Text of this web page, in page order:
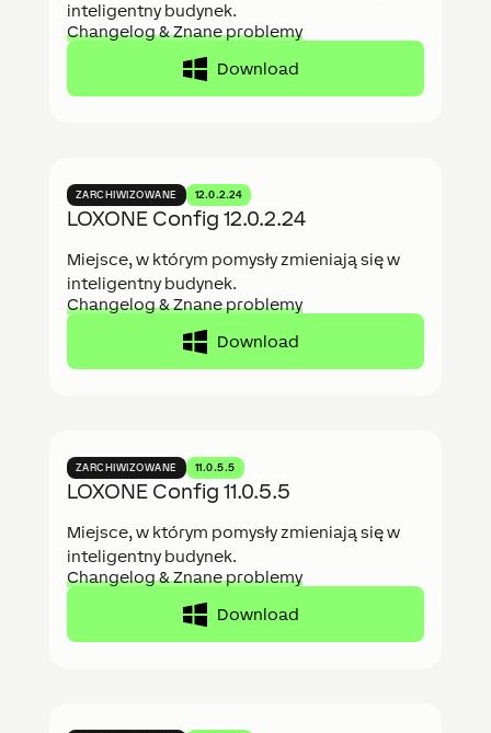
inteligentny budynek.
Changelog & Znane problemy
Download
ZARCHIWIZOWANE 12.0.2.24
LOXONE Config 12.0.2.24
Miejsce, w którym pomysły zmieniają się w
inteligentny budynek.
Changelog & Znane problemy
Download
ZARCHIWIZOWANE 11.0.5.5
LOXONE Config 11.0.5.5
Miejsce, w którym pomysły zmieniają się w
inteligentny budynek.
Changelog & Znane problemy
Download